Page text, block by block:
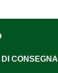
CONSEGNA